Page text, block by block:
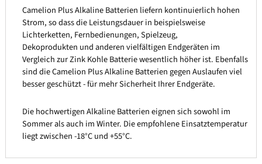
Camelion Plus Alkaline Batterien liefern kontinuierlich hohen
Strom, so dass die Leistungsdauer in beispielsweise
Lichterketten, Fernbedienungen, Spielzeug,
Dekoprodukten und anderen vielfältigen Endgeräten im
Vergleich zur Zink Kohle Batterie wesentlich höher ist. Ebenfalls
sind die Camelion Plus Alkaline Batterien gegen Auslaufen viel
besser geschützt - für mehr Sicherheit Ihrer Endgeräte.
Die hochwertigen Alkaline Batterien eignen sich sowohl im
Sommer als auch im Winter. Die empfohlene Einsatztemperatur
liegt zwischen -18°C und +55°C.